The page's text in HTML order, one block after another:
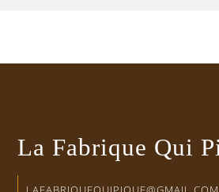
La Fabrique Qui